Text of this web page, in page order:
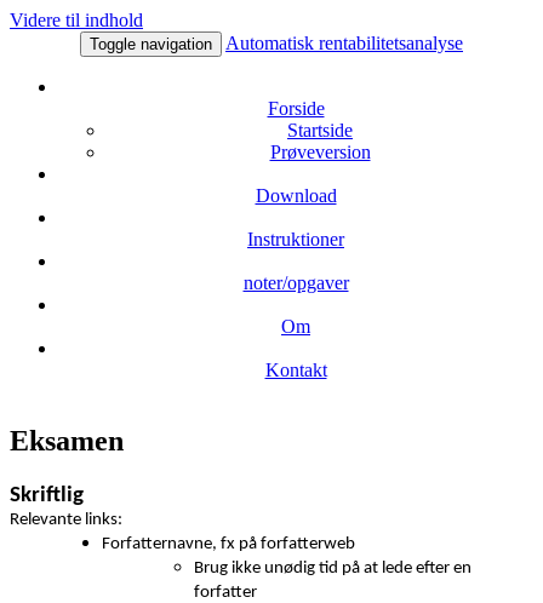
Videre til indhold
Toggle navigation Automatisk rentabilitetsanalyse
Forside
Startside
Prøveversion
Download
Instruktioner
noter/opgaver
Om
Kontakt
Eksamen
Skriftlig
Relevante links:
Forfatternavne, fx på forfatterweb
Brug ikke unødig tid på at lede efter en
forfatter